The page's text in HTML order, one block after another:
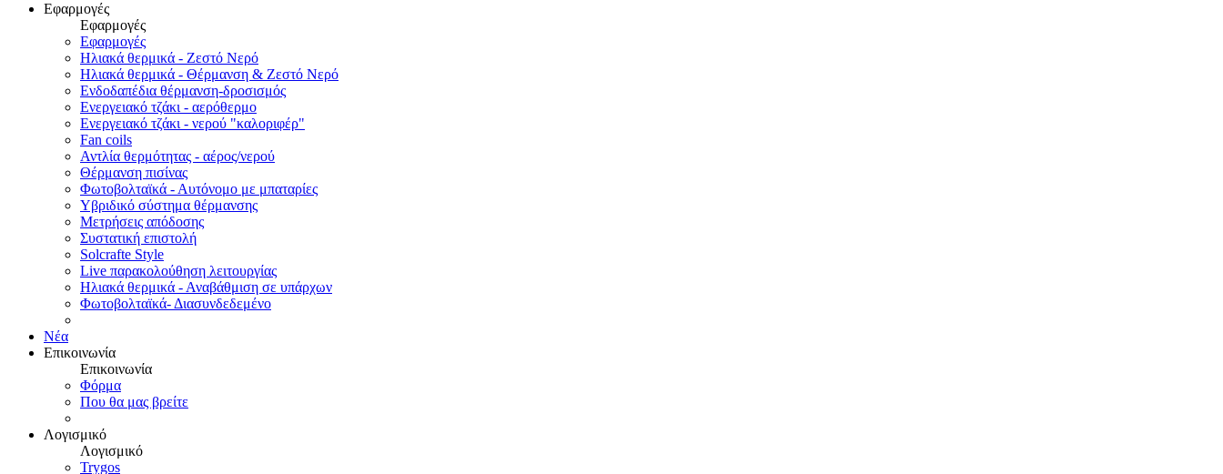
Εφαρμογές
Εφαρμογές
Εφαρμογές
Ηλιακά θερμικά - Ζεστό Νερό
Ηλιακά θερμικά - Θέρμανση & Ζεστό Νερό
Ενδοδαπέδια θέρμανση-δροσισμός
Ενεργειακό τζάκι - αερόθερμο
Ενεργειακό τζάκι - νερού "καλοριφέρ"
Fan coils
Αντλία θερμότητας - αέρος/νερού
Θέρμανση πισίνας
Φωτοβολταϊκά - Αυτόνομο με μπαταρίες
Υβριδικό σύστημα θέρμανσης
Μετρήσεις απόδοσης
Συστατική επιστολή
Solcrafte Style
Live παρακολούθηση λειτουργίας
Ηλιακά θερμικά - Αναβάθμιση σε υπάρχων
Φωτοβολταϊκά- Διασυνδεδεμένο
Νέα
Επικοινωνία
Επικοινωνία
Φόρμα
Που θα μας βρείτε
Λογισμικό
Λογισμικό
Trygos